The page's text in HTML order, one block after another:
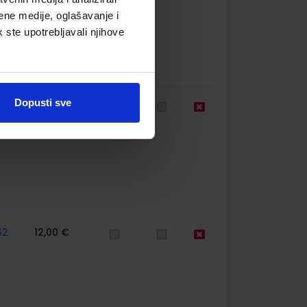
medije, oglašavanje i
ste upotrebljavali njihove
Dopusti sve
10,50 €
12,00 €